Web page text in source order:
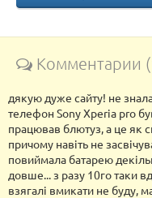
Комментарии
дякую дуже сайту! не
телефон Sony Xperia pro
працював блютуз, а це як
причому навіть не
повиймала батарею
довше... з разу 10го таки
взягалі вмикати не буду,